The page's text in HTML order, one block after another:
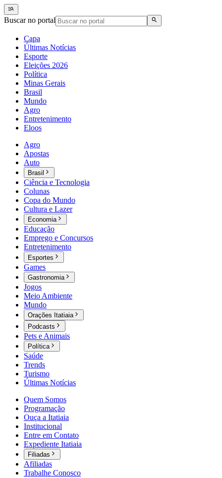
Buscar no portal
Capa
Últimas Notícias
Esporte
Eleições 2026
Política
Minas Gerais
Brasil
Mundo
Agro
Entretenimento
Eloos
Agro
Apostas
Auto
Brasil
Ciência e Tecnologia
Colunas
Copa do Mundo
Cultura e Lazer
Economia
Educação
Emprego e Concursos
Entretenimento
Esportes
Games
Gastronomia
Jogos
Meio Ambiente
Mundo
Orações Itatiaia
Podcasts
Pets e Animais
Política
Saúde
Trends
Turismo
Últimas Notícias
Quem Somos
Programação
Ouça a Itatiaia
Institucional
Entre em Contato
Expediente Itatiaia
Filiadas
Afiliadas
Trabalhe Conosco